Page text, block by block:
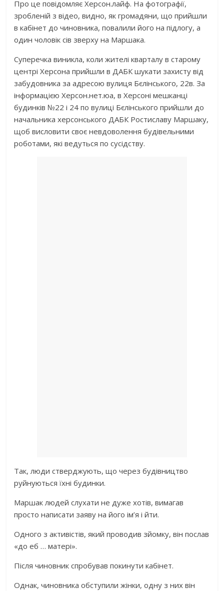
Про це повідомляє Херсон.лайф. На фотографії,
зробленій з відео, видно, як громадяни, що прийшли
в кабінет до чиновника, повалили його на підлогу, а
один чоловік сів зверху на Маршака.
Суперечка виникла, коли жителі кварталу в старому
центрі Херсона прийшли в ДАБК шукати захисту від
забудовника за адресою вулиця Бєлінського, 22в. За
інформацією Херсон.нет.юа, в Херсоні мешканці
будинків №22 і 24 по вулиці Бєлінського прийшли до
начальника херсонського ДАБК Ростиславу Маршаку,
щоб висловити своє невдоволення будівельними
роботами, які ведуться по сусідству.
Так, люди стверджують, що через будівництво
руйнуються їхні будинки.
Маршак людей слухати не дуже хотів, вимагав
просто написати заяву на його ім’я і йти.
Одного з активістів, який проводив зйомку, він послав
«до еб … матері».
Після чиновник спробував покинути кабінет.
Однак, чиновника обступили жінки, одну з них він